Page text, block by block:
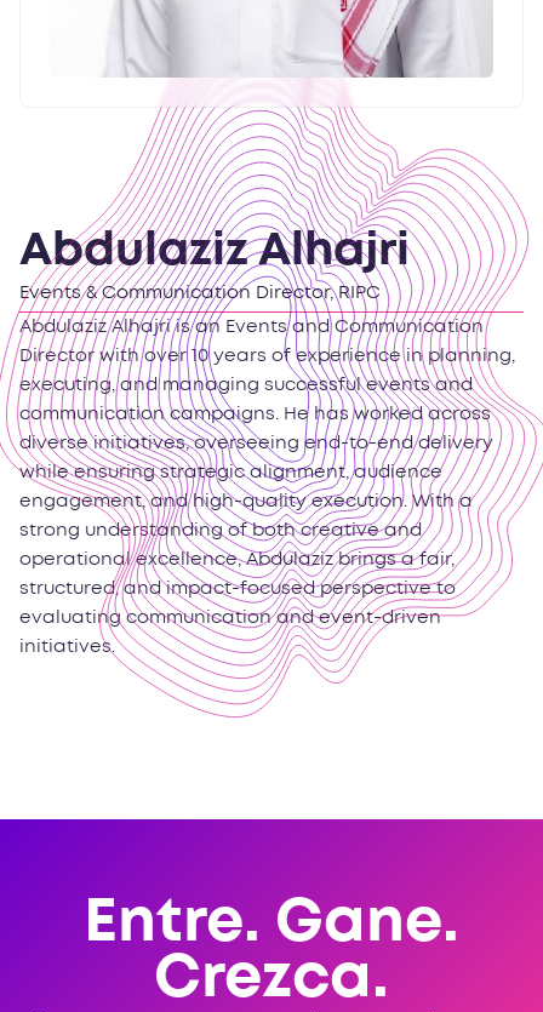
Abdulaziz Alhajri
Events & Communication Director, RIPC
Abdulaziz Alhajri is an Events and Communication
Director with over 10 years of experience in planning,
executing, and managing successful events and
communication campaigns. He has worked across
diverse initiatives, overseeing end-to-end delivery
while ensuring strategic alignment, audience
engagement, and high-quality execution. With a
strong understanding of both creative and
operational excellence, Abdulaziz brings a fair,
structured, and impact-focused perspective to
evaluating communication and event-driven
initiatives.
Entre. Gane.
Crezca.